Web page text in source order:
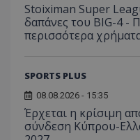
Stoiximan Super
δαπάνες του BIG-4 -
περισσότερα
SPORTS PLUS
08.08.2026 - 15:35
Έρχεται η κρίσιμη
σύνδεση Κύπρου-